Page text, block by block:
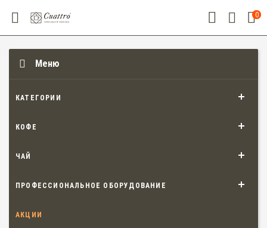
0
Меню
КАТЕГОРИИ
КОФЕ
ЧАЙ
ПРОФЕССИОНАЛЬНОЕ ОБОРУДОВАНИЕ
АКЦИИ